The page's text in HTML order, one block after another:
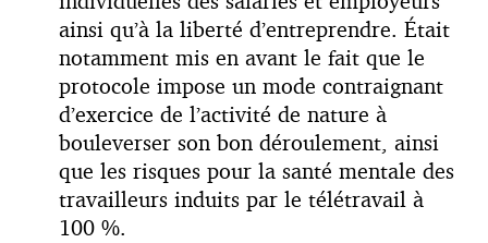
ainsi qu’à la liberté d’entreprendre. Était
notamment mis en avant le fait que le
protocole impose un mode contraignant
d’exercice de l’activité de nature à
bouleverser son bon déroulement, ainsi
que les risques pour la santé mentale des
travailleurs induits par le télétravail à
100 %.